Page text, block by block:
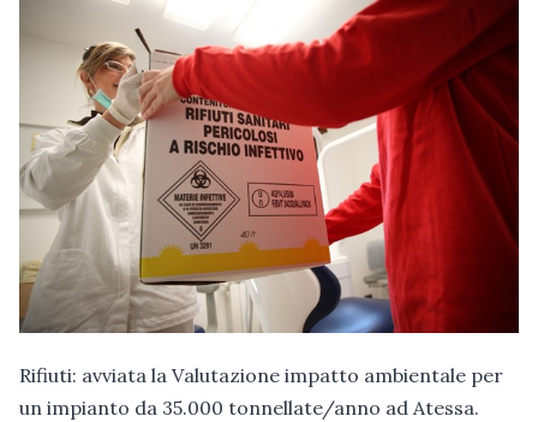
Rifiuti: avviata la Valutazione impatto ambientale per
un impianto da 35.000 tonnellate/anno ad Atessa.